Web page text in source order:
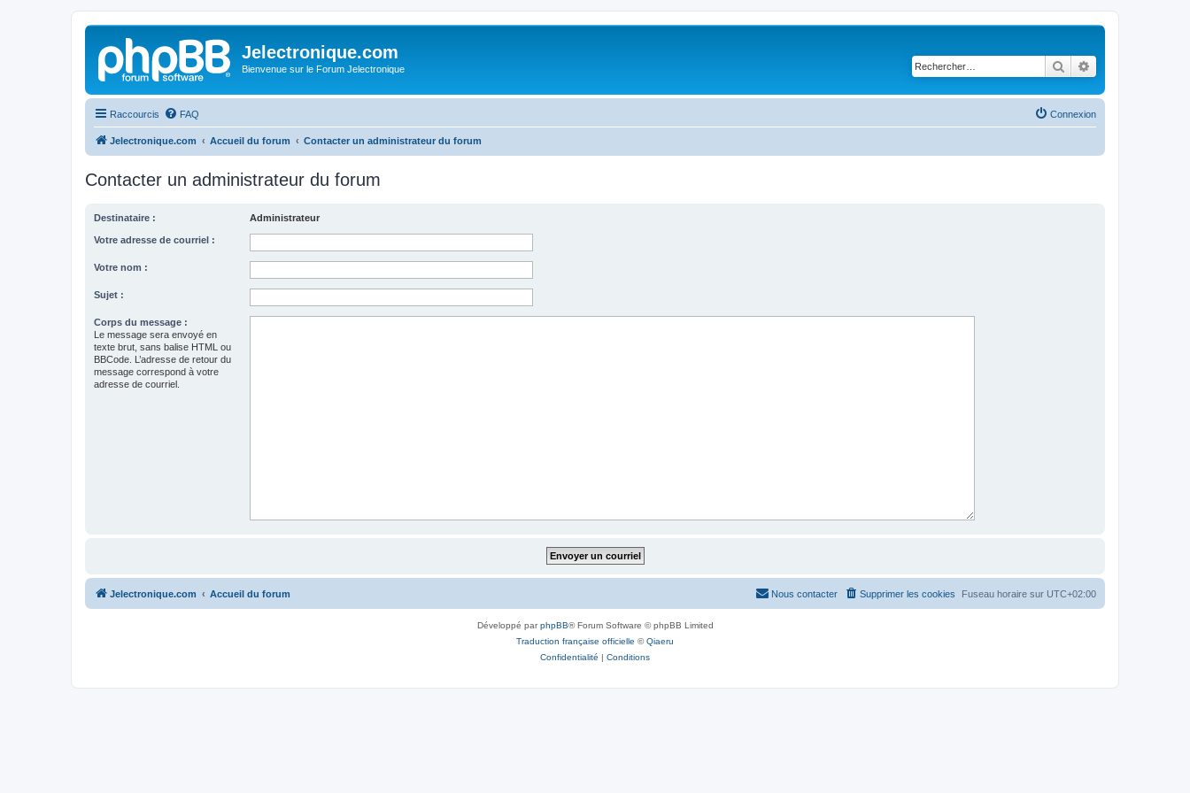
Jelectronique.com
Bienvenue sur le Forum Jelectronique Rechercher
Raccourcis FAQ Connexion
Jelectronique.com Accueil du forum Contacter un administrateur du forum
Contacter un administrateur du forum
Destinataire : Administrateur
Votre adresse de courriel :
Votre nom :
Sujet :
Corps du message :
Le message sera envoyé en
texte brut, sans balise HTML ou
BBCode. L’adresse de retour du
message correspond à votre
adresse de courriel.
Jelectronique.com Accueil du forum Fuseau horaire sur UTC+02:00
Supprimer les cookies
Nous contacter
Développé parphpBB® Forum Software © phpBB Limited
Traduction française officielle ©Qiaeru
Confidentialité | Conditions